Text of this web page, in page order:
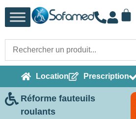
Location Prescription
Réforme fauteuils
roulants